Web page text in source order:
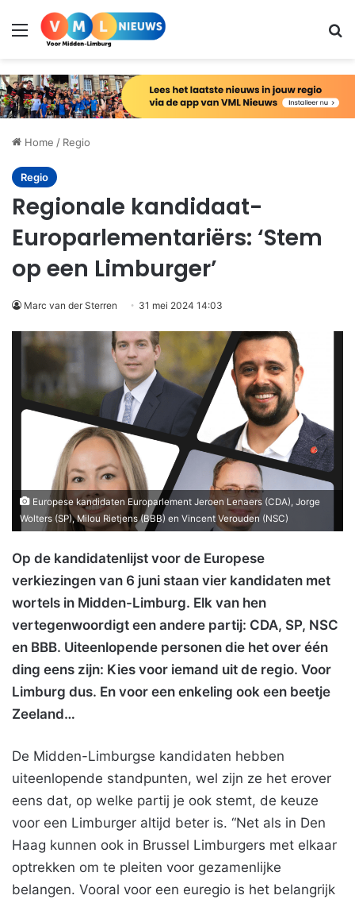
Menu
Home / Regio
Regio
Regionale kandidaat-
Europarlementariërs: ‘Stem
op een Limburger’
Marc van der Sterren 31 mei 2024 14:03
Europese kandidaten Europarlement Jeroen Lenaers (CDA), Jorge
Wolters (SP), Milou Rietjens (BBB) en Vincent Verouden (NSC)
Op de kandidatenlijst voor de Europese
verkiezingen van 6 juni staan vier kandidaten met
wortels in Midden-Limburg. Elk van hen
vertegenwoordigt een andere partij: CDA, SP, NSC
en BBB. Uiteenlopende personen die het over één
ding eens zijn: Kies voor iemand uit de regio. Voor
Limburg dus. En voor een enkeling ook een beetje
Zeeland…
De Midden-Limburgse kandidaten hebben
uiteenlopende standpunten, wel zijn ze het erover
eens dat, op welke partij je ook stemt, de keuze
voor een Limburger altijd beter is. “Net als in Den
Haag kunnen ook in Brussel Limburgers met elkaar
optrekken om te pleiten voor gezamenlijke
belangen. Vooral voor een euregio is het belangrijk